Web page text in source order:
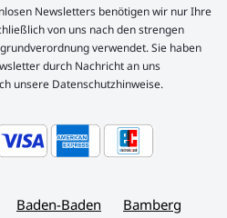
Newsletters benötigen wir nur Ihre
von uns nach den strengen
verwendet. Sie haben
durch Nachricht an uns
unsere Datenschutzhinweise.
Baden-Baden
Bamberg